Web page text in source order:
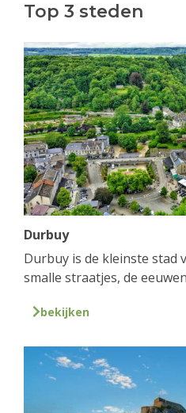
Top 3 steden
Durbuy
Durbuy is de kleinste stad
smalle straatjes, de
bekijken